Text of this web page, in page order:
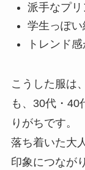
派手なプ
学生っぽ
トレンド
こうした服は
も、30代・40
りがちです。
落ち着いた大
印象につなが